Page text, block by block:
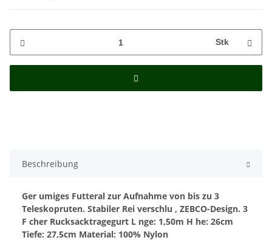
Stk
Beschreibung
Ger umiges Futteral zur Aufnahme von bis zu 3
Teleskopruten. Stabiler Rei verschlu , ZEBCO-Design. 3
F cher Rucksacktragegurt L nge: 1,50m H he: 26cm
Tiefe: 27,5cm Material: 100% Nylon